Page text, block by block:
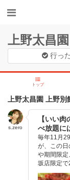
上野太昌
行っ
トップ
上野太昌園 上野
s.zero
【いい
べ放題に
毎年11月
が、この
や期間限
坂店限定で